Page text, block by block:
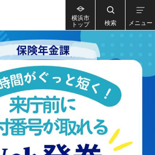
横浜市
トップ
検索 メニュー